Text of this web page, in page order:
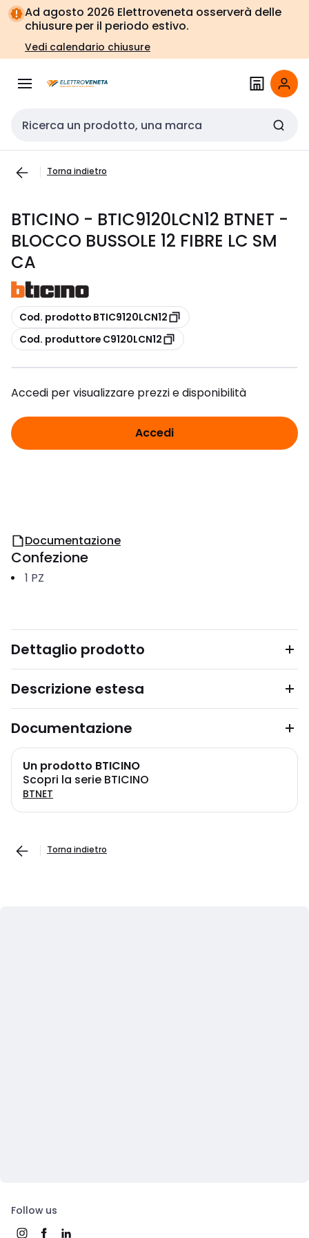
Vai alla
navigazione
Vai
alla
pagina
Ad agosto 2026 Elettroveneta osserverà delle
chiusure per il periodo estivo.
Vedi calendario chiusure
Cerca input
Torna indietro
BTICINO - BTIC9120LCN12 BTNET -
BLOCCO BUSSOLE 12 FIBRE LC SM
CA
copia
Cod. prodotto BTIC9120LCN12
copia
Cod. produttore C9120LCN12
Accedi per visualizzare prezzi e disponibilità
Accedi
Documentazione
Confezione
1 PZ
Dettaglio prodotto
Descrizione estesa
Documentazione
Un prodotto BTICINO
Scopri la serie BTICINO
BTNET
Torna indietro
Follow us